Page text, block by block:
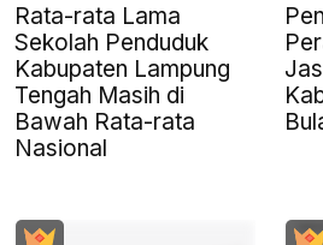
Rata-rata Lama
Sekolah Penduduk
Kabupaten Lampung
Tengah Masih di
Bawah Rata-rata
Nasional